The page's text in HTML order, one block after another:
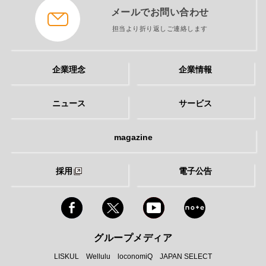
メールでお問い合わせ
担当より折り返しご連絡します
企業理念 企業情報
ニュース サービス
magazine
採用 電子公告
グループメディア
LISKUL Wellulu loconomiQ JAPAN SELECT